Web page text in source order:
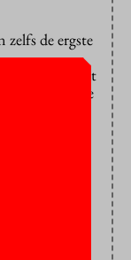
zelfs de ergste
antwoordt
hoe we
dat de
op de taal
van de
pad in te
iedere
als er